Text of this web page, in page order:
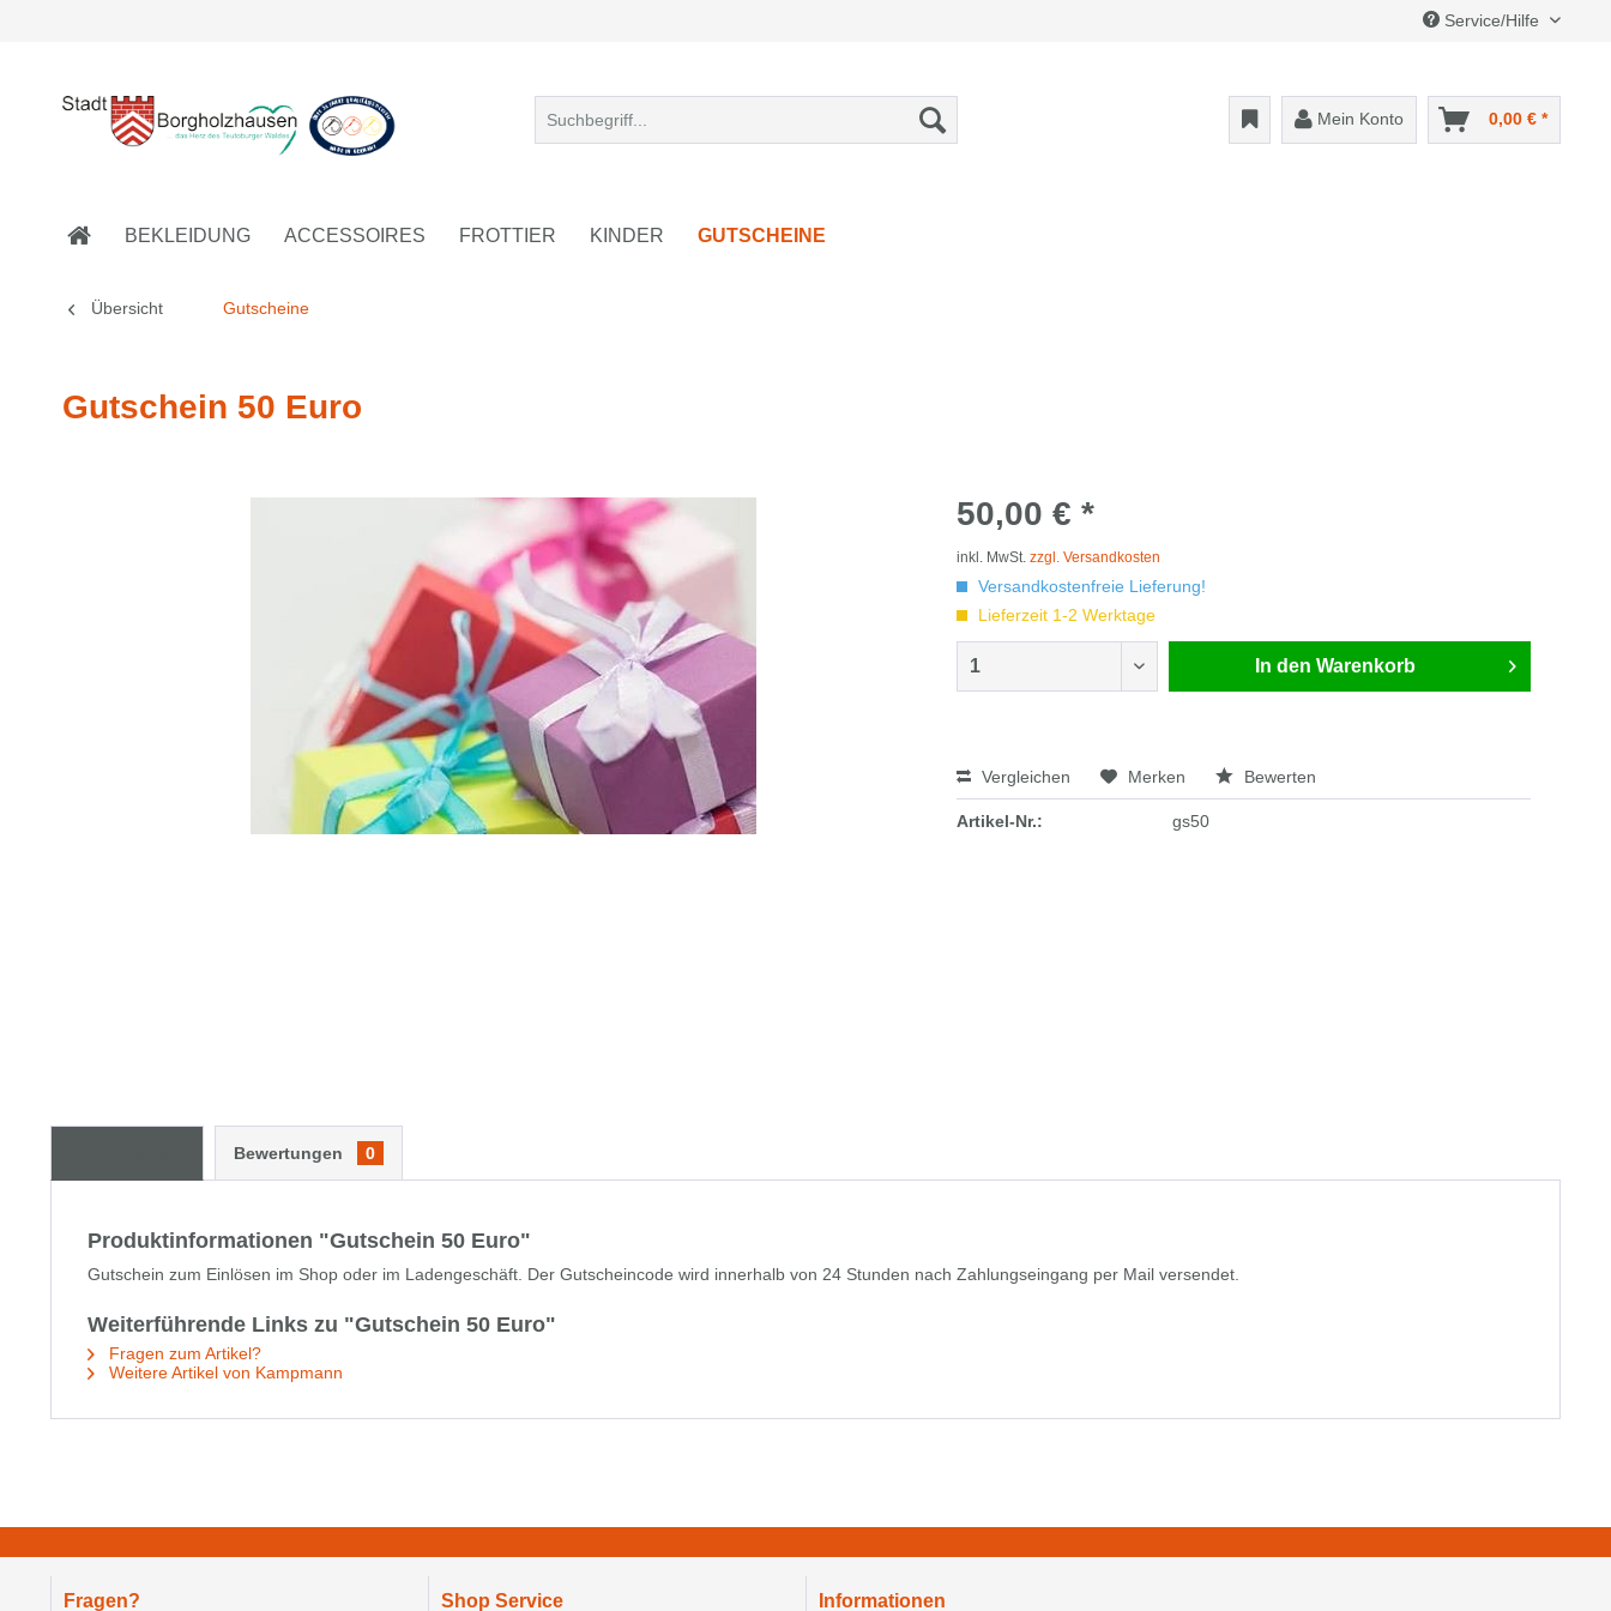
Service/Hilfe
Mein Konto 0,00 € *
BEKLEIDUNG ACCESSOIRES FROTTIER KINDER GUTSCHEINE
Übersicht Gutscheine
Gutschein 50 Euro
50,00 € *
inkl. MwSt. zzgl. Versandkosten
Versandkostenfreie Lieferung!
Lieferzeit 1-2 Werktage
In den Warenkorb
Vergleichen Merken Bewerten
Artikel-Nr.: gs50
Bewertungen 0
Produktinformationen "Gutschein 50 Euro"
Gutschein zum Einlösen im Shop oder im Ladengeschäft. Der Gutscheincode wird innerhalb von 24 Stunden nach Zahlungseingang per Mail versendet.
Weiterführende Links zu "Gutschein 50 Euro"
Fragen zum Artikel?
Weitere Artikel von Kampmann
Fragen? Shop Service Informationen